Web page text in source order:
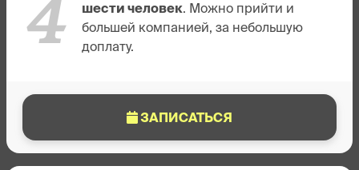
4
шести человек. Можно прийти и
большей компанией, за небольшую
доплату.
ЗАПИСАТЬСЯ